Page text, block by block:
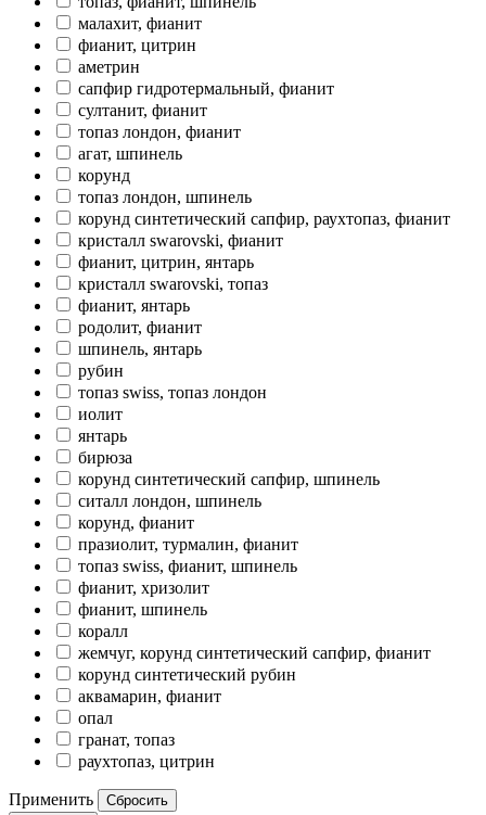
малахит, фианит
фианит, цитрин
аметрин
сапфир гидротермальный, фианит
султанит, фианит
топаз лондон, фианит
агат, шпинель
корунд
топаз лондон, шпинель
корунд синтетический сапфир, раухтопаз, фианит
кристалл swarovski, фианит
фианит, цитрин, янтарь
кристалл swarovski, топаз
фианит, янтарь
родолит, фианит
шпинель, янтарь
рубин
топаз swiss, топаз лондон
иолит
янтарь
бирюза
корунд синтетический сапфир, шпинель
ситалл лондон, шпинель
корунд, фианит
празиолит, турмалин, фианит
топаз swiss, фианит, шпинель
фианит, хризолит
фианит, шпинель
коралл
жемчуг, корунд синтетический сапфир, фианит
корунд синтетический рубин
аквамарин, фианит
опал
гранат, топаз
раухтопаз, цитрин
Применить
Сбросить